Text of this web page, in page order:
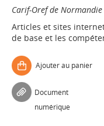
Carif-Oref de Normandie
Articles et sites
de base et les
Ajouter au panier
Document
numérique